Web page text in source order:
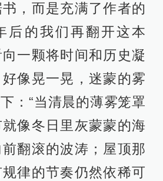
，而是充满了作者的
后的我们再翻开这本
一颗将时间和历史凝
像晃一晃，迷蒙的雾
：“当清晨的薄雾笼罩
像冬日里灰蒙蒙的海
翻滚的波涛；屋顶那
规律的节奏仍然依稀可